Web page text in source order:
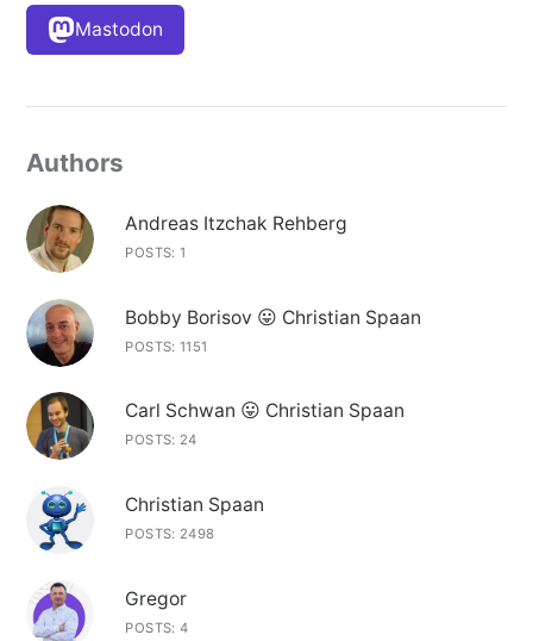
Mastodon
Authors
Andreas Itzchak Rehberg
POSTS: 1
Bobby Borisov 😛 Christian Spaan
POSTS: 1151
Carl Schwan 😛 Christian Spaan
POSTS: 24
Christian Spaan
POSTS: 2498
Gregor
POSTS: 4